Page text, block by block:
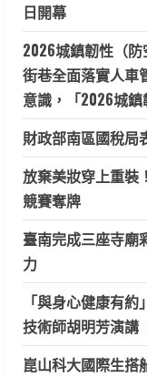
日開幕
2026城鎮韌性（
街巷全面落實人車
意識，「2026城鎮
財政部南區國稅局
放棄美妝穿上重裝
競賽奪牌
臺南完成三座寺廟
力
「與身心健康有
技術師胡明芳演講
崑山科大國際生搭